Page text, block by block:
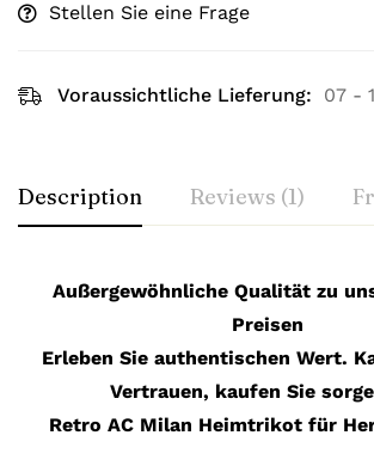
Stellen Sie eine Frage
Voraussichtliche Lieferung: 07 -
Description Reviews (1)
Außergewöhnliche Qualität zu
Preisen
Erleben Sie authentischen Wert.
Vertrauen, kaufen Sie
Retro AC Milan Heimtrikot für